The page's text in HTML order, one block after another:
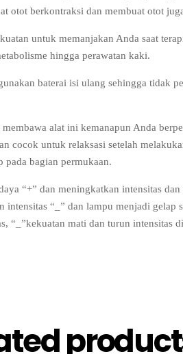
otot berkontraksi dan membuat otot
untuk memanjakan Anda saat
hingga perawatan kaki.
baterai isi ulang sehingga tidak
alat ini kemanapun Anda
cocok untuk relaksasi setelah
pada bagian permukaan.
“+” dan meningkatkan intensitas
“_” dan lampu menjadi gelap
“_”kekuatan mati dan turun intensitas